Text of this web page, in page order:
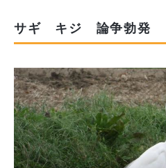
サギ キジ 論争勃発